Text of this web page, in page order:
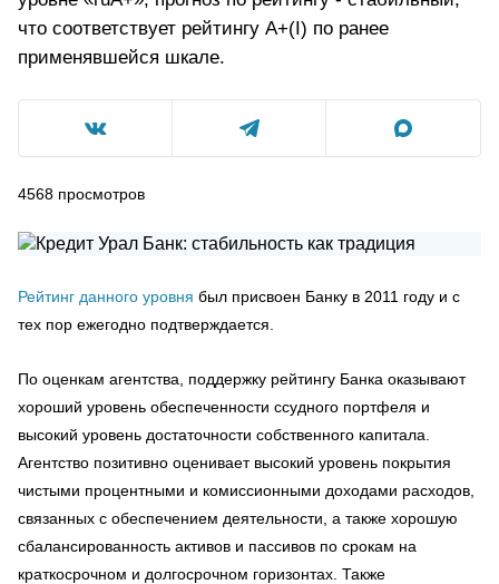
что соответствует рейтингу А+(I) по ранее
применявшейся шкале.
4568 просмотров
Рейтинг данного уровня был присвоен Банку в 2011 году и с
тех пор ежегодно подтверждается.
По оценкам агентства, поддержку рейтингу Банка оказывают
хороший уровень обеспеченности ссудного портфеля и
высокий уровень достаточности собственного капитала.
Агентство позитивно оценивает высокий уровень покрытия
чистыми процентными и комиссионными доходами расходов,
связанных с обеспечением деятельности, а также хорошую
сбалансированность активов и пассивов по срокам на
краткосрочном и долгосрочном горизонтах. Также